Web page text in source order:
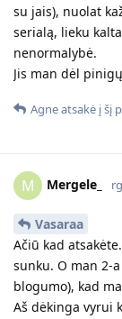
su jais), nuolat
serialą, lieku
nenormalybė.
Jis man dėl
Agneatsakė į šį
M Mergele_
Vasaraa
Ačiū kad
sunku. O man 2-
blogumo), kad
Aš dėkinga vyrui